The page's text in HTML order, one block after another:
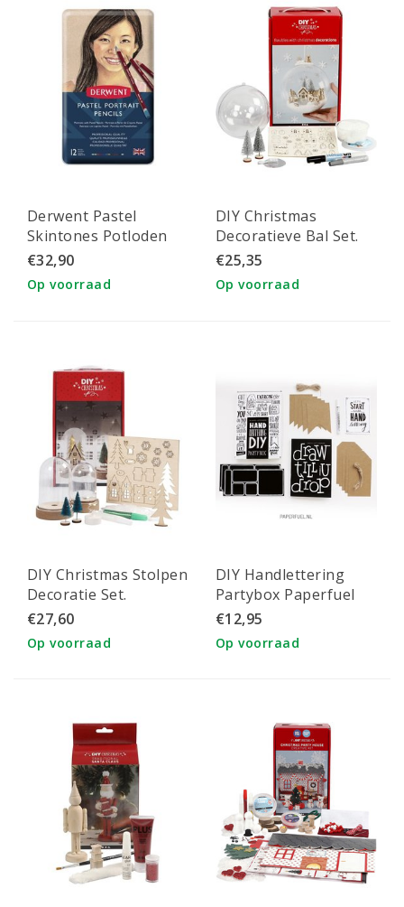
Derwent Pastel
Skintones Potloden
Set 12st
€32,90
Op voorraad
DIY Christmas
Decoratieve Bal Set.
€25,35
Op voorraad
DIY Christmas Stolpen
Decoratie Set.
€27,60
Op voorraad
DIY Handlettering
Partybox Paperfuel
(KADOTIP)
€12,95
Op voorraad